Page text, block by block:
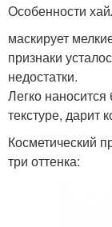
Особенности
маскирует
признаки
недостатки.
Легко
текстуре, дарит
Косметический
три оттенка: